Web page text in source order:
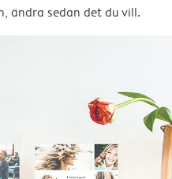
ändra sedan det du vill.